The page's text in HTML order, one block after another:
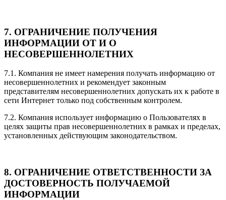
7. ОГРАНИЧЕНИЕ ПОЛУЧЕНИЯ
ИНФОРМАЦИИ ОТ И О
НЕСОВЕРШЕННОЛЕТНИХ
7.1. Компания не имеет намерения получать информацию от
несовершеннолетних и рекомендует законным
представителям несовершеннолетних допускать их к работе в
сети Интернет только под собственным контролем.
7.2. Компания использует информацию о Пользователях в
целях защиты прав несовершеннолетних в рамках и пределах,
установленных действующим законодательством.
8. ОГРАНИЧЕНИЕ ОТВЕТСТВЕННОСТИ ЗА
ДОСТОВЕРНОСТЬ ПОЛУЧАЕМОЙ
ИНФОРМАЦИИ